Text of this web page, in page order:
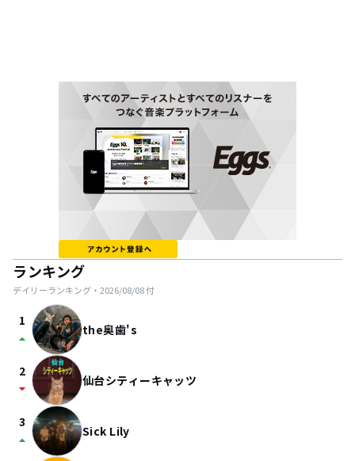
ランキング
デイリーランキング・ 2026/08/08付
1
arrow_drop_up the奥歯's
2
arrow_drop_down 仙台シティーキャッツ
3
arrow_drop_up Sick Lily